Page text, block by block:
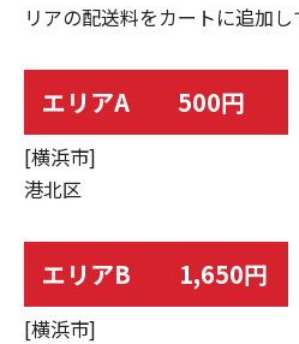
リアの配送料をカートに追加し
エリアA 500円
[横浜市]
港北区
エリアB 1,650円
[横浜市]